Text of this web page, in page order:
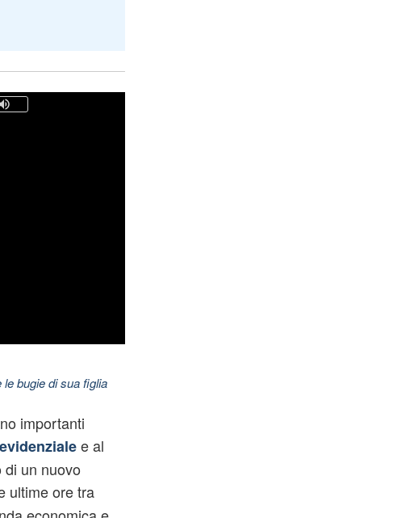
bugie di sua figlia
importanti
e al
un nuovo
ultime ore tra